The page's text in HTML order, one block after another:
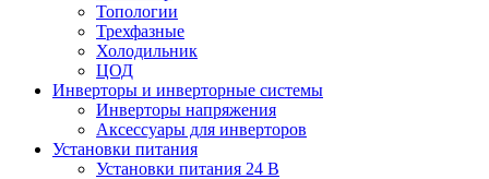
Топологии
Трехфазные
Холодильник
ЦОД
Инверторы и инверторные системы
Инверторы напряжения
Аксессуары для инверторов
Установки питания
Установки питания 24 В